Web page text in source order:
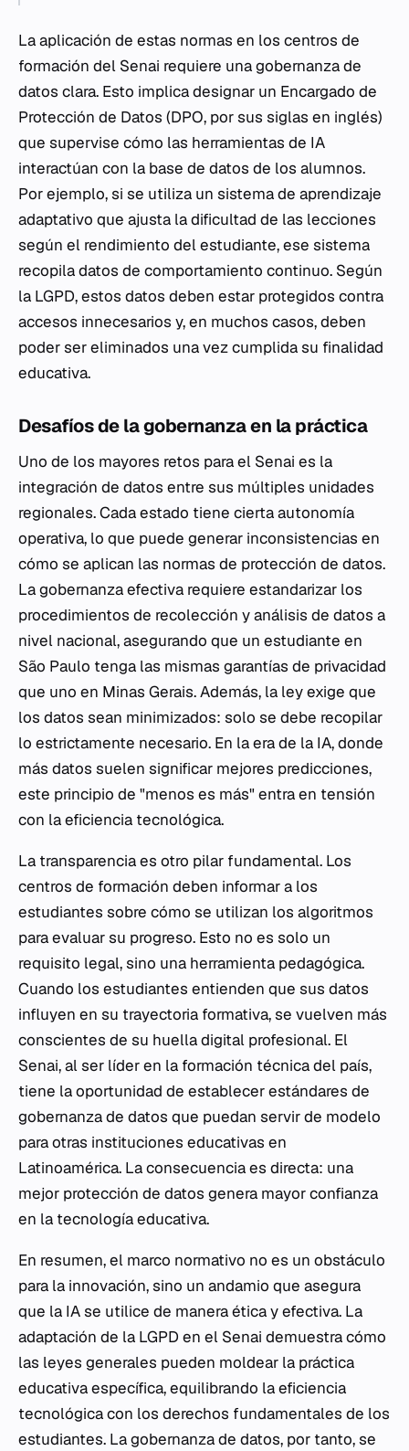
La aplicación de estas normas en los centros de
formación del Senai requiere una gobernanza de
datos clara. Esto implica designar un Encargado de
Protección de Datos (DPO, por sus siglas en inglés)
que supervise cómo las herramientas de IA
interactúan con la base de datos de los alumnos.
Por ejemplo, si se utiliza un sistema de aprendizaje
adaptativo que ajusta la dificultad de las lecciones
según el rendimiento del estudiante, ese sistema
recopila datos de comportamiento continuo. Según
la LGPD, estos datos deben estar protegidos contra
accesos innecesarios y, en muchos casos, deben
poder ser eliminados una vez cumplida su finalidad
educativa.
Desafíos de la gobernanza en la práctica
Uno de los mayores retos para el Senai es la
integración de datos entre sus múltiples unidades
regionales. Cada estado tiene cierta autonomía
operativa, lo que puede generar inconsistencias en
cómo se aplican las normas de protección de datos.
La gobernanza efectiva requiere estandarizar los
procedimientos de recolección y análisis de datos a
nivel nacional, asegurando que un estudiante en
São Paulo tenga las mismas garantías de privacidad
que uno en Minas Gerais. Además, la ley exige que
los datos sean minimizados: solo se debe recopilar
lo estrictamente necesario. En la era de la IA, donde
más datos suelen significar mejores predicciones,
este principio de "menos es más" entra en tensión
con la eficiencia tecnológica.
La transparencia es otro pilar fundamental. Los
centros de formación deben informar a los
estudiantes sobre cómo se utilizan los algoritmos
para evaluar su progreso. Esto no es solo un
requisito legal, sino una herramienta pedagógica.
Cuando los estudiantes entienden que sus datos
influyen en su trayectoria formativa, se vuelven más
conscientes de su huella digital profesional. El
Senai, al ser líder en la formación técnica del país,
tiene la oportunidad de establecer estándares de
gobernanza de datos que puedan servir de modelo
para otras instituciones educativas en
Latinoamérica. La consecuencia es directa: una
mejor protección de datos genera mayor confianza
en la tecnología educativa.
En resumen, el marco normativo no es un obstáculo
para la innovación, sino un andamio que asegura
que la IA se utilice de manera ética y efectiva. La
adaptación de la LGPD en el Senai demuestra cómo
las leyes generales pueden moldear la práctica
educativa específica, equilibrando la eficiencia
tecnológica con los derechos fundamentales de los
estudiantes. La gobernanza de datos, por tanto, se